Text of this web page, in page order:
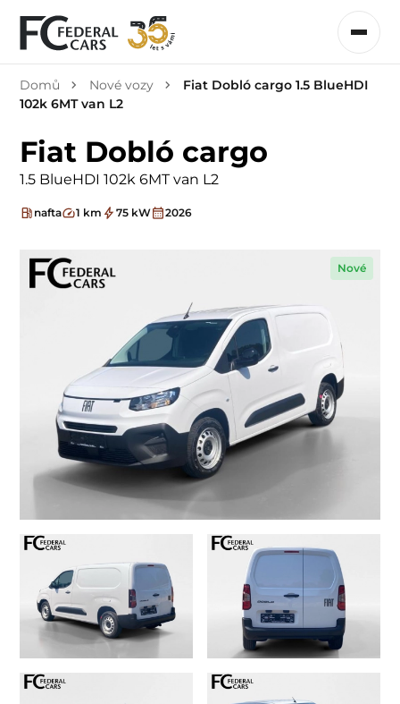
Domů Nové vozy
Fiat Dobló cargo 1.5 BlueHDI
102k 6MT van L2
Fiat Dobló cargo
1.5 BlueHDI 102k 6MT van L2
nafta 1 km 75 kW 2026
Nové